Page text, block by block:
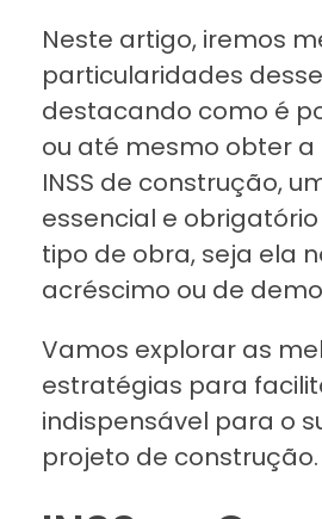
Neste artigo, iremos
particularidades
destacando como é
ou até mesmo obter a
INSS de construção,
essencial e
tipo de obra, seja ela
acréscimo ou de
Vamos explorar as
estratégias para
indispensável para o
projeto de construção.